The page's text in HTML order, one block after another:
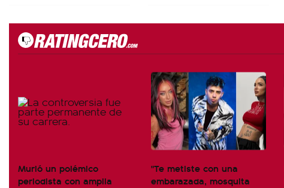
Murió un polémico
periodista con amplia
"Te metiste con una
embarazada, mosquita